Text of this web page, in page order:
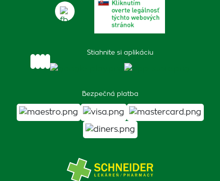
Stiahnite si aplikáciu
Bezpečná platba